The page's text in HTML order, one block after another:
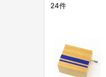
並び順:
24件